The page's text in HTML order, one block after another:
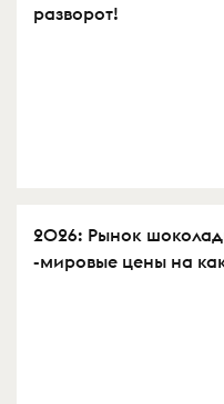
разворот!
2026: Рынок
-мировые цены на